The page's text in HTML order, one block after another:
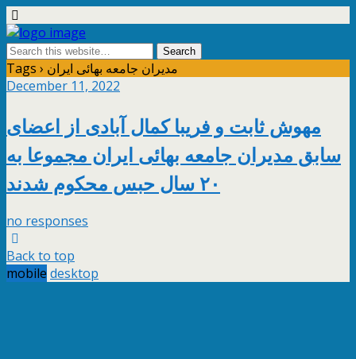
Tags › مدیران جامعه بهائی ایران
December 11, 2022
مهوش ثابت و فریبا کمال آبادی از اعضای
سابق مدیران جامعه بهائی ایران مجموعا به
۲۰ سال حبس محکوم شدند
no responses
Back to top
mobile desktop